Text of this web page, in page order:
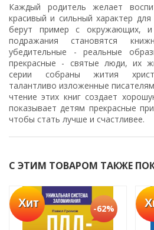
Каждый родитель желает
красивый и сильный характер
берут пример с окружающих,
подражания становятся
убедительные - реальные
прекрасные - святые люди, их
серии собраны жития
талантливо изложенные
чтение этих книг создает
показывает детям прекрасные
чтобы стать лучше и счастливее.
С ЭТИМ ТОВАРОМ ТАКЖЕ
Хит -62%